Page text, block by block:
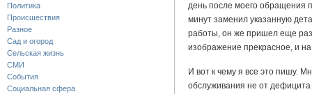
Политика
Происшествия
Разное
Сад и огород
Сельская жизнь
СМИ
События
Социальная сфера
день после моего обращения
минут заменил указанную
работы, он же пришел еще
изображение прекрасное, и на
И вот к чему я все это пишу.
обслуживания не от